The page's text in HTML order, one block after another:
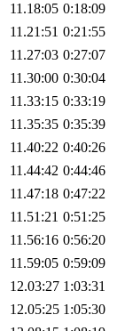
11.18:05 0:18:09
11.21:51 0:21:55
11.27:03 0:27:07
11.30:00 0:30:04
11.33:15 0:33:19
11.35:35 0:35:39
11.40:22 0:40:26
11.44:42 0:44:46
11.47:18 0:47:22
11.51:21 0:51:25
11.56:16 0:56:20
11.59:05 0:59:09
12.03:27 1:03:31
12.05:25 1:05:30